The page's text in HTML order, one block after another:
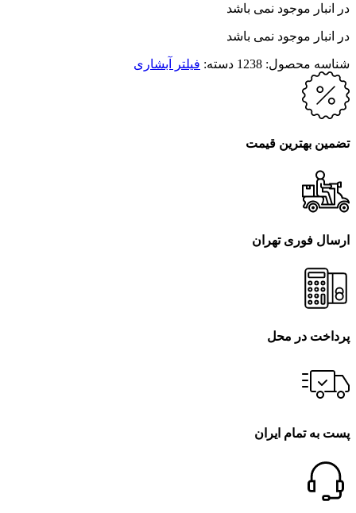
در انبار موجود نمی باشد
در انبار موجود نمی باشد
شناسه محصول: 1238 دسته: فیلتر آبشاری
تضمین بهترین قیمت
ارسال فوری تهران
پرداخت در محل
پست به تمام ایران